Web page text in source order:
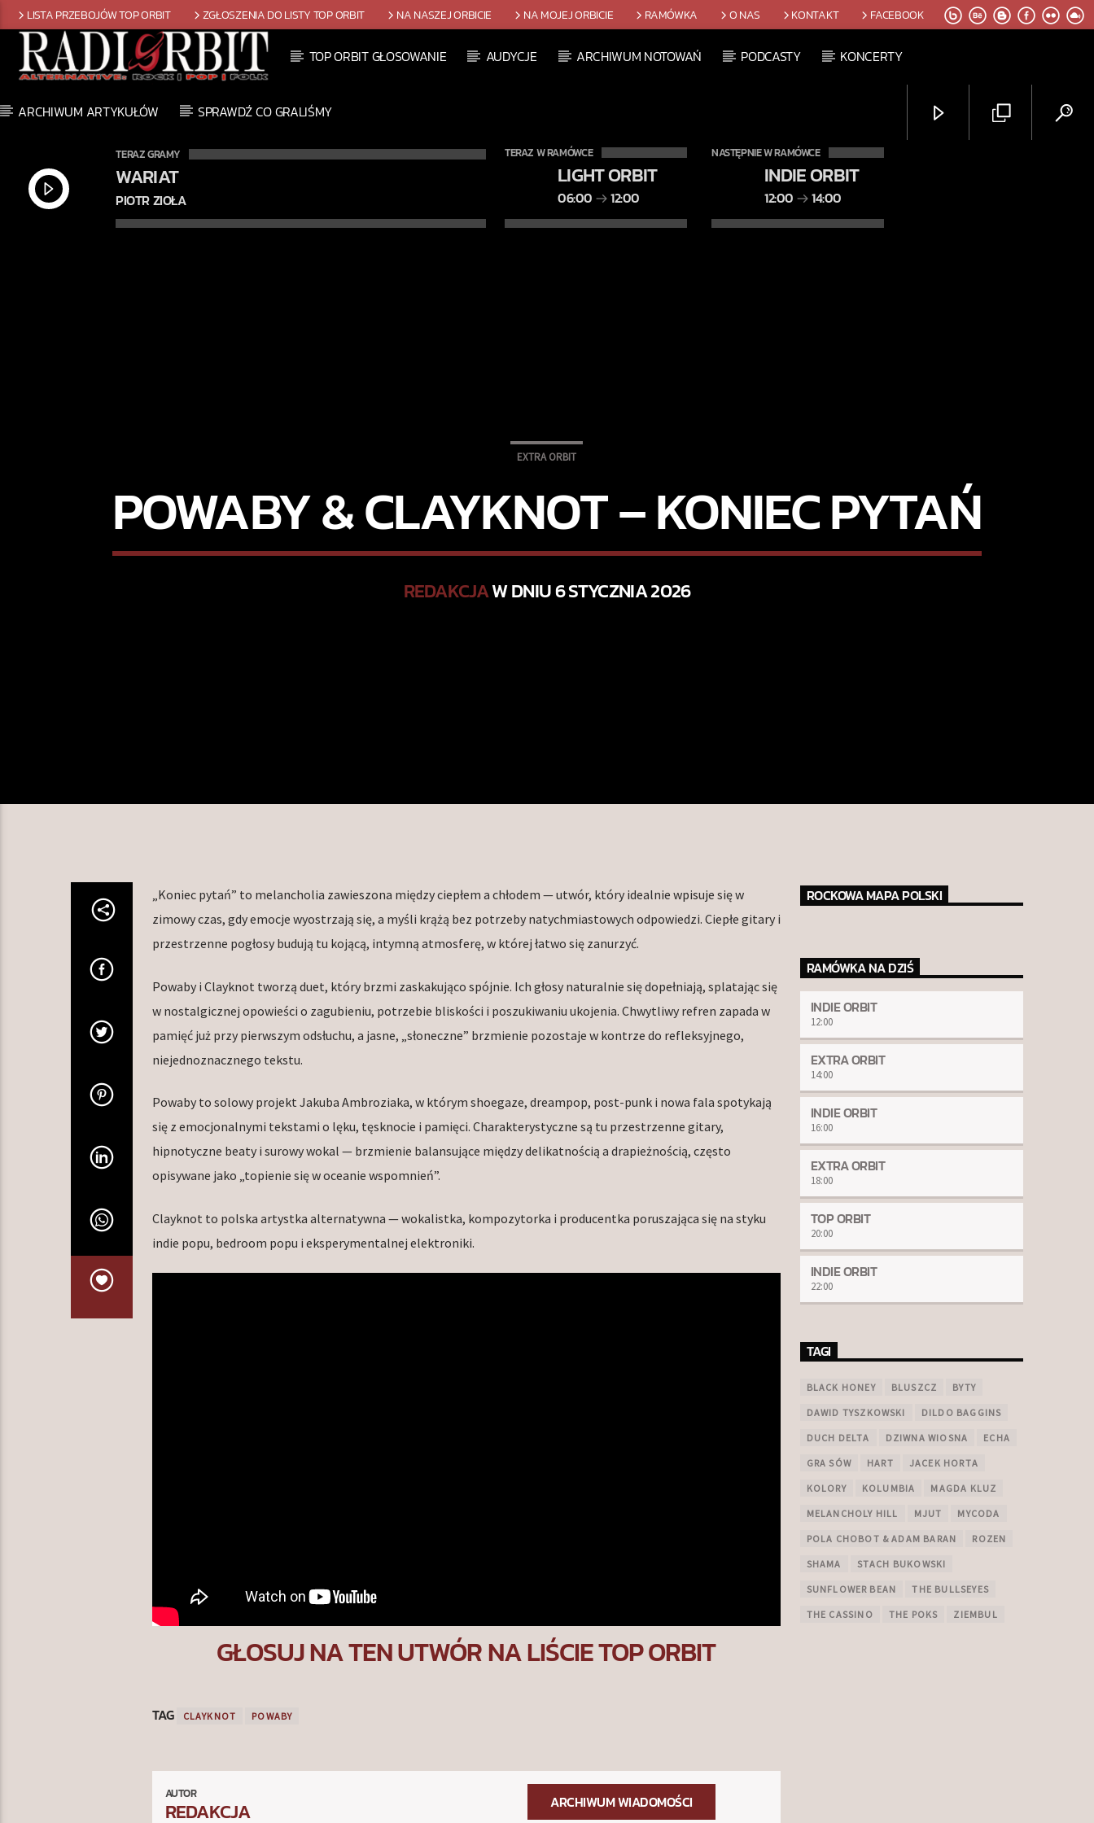
LISTA PRZEBOJÓW TOP ORBIT ZGŁOSZENIA DO LISTY TOP ORBIT NA NASZEJ ORBICIE NA MOJEJ ORBICIE RAMÓWKA O NAS KONTAKT FACEBOOK
TOP ORBIT GŁOSOWANIE AUDYCJE ARCHIWUM NOTOWAŃ PODCASTY KONCERTY
ARCHIWUM ARTYKUŁÓW SPRAWDŹ CO GRALIŚMY
TERAZ GRAMY
WARIAT
PIOTR ZIOŁA
TERAZ W RAMÓWCE
LIGHT ORBIT
06:00 12:00
NASTĘPNIE W RAMÓWCE
INDIE ORBIT
12:00 14:00
EXTRA ORBIT
POWABY & CLAYKNOT – KONIEC PYTAŃ
REDAKCJAW DNIU 6 STYCZNIA 2026
„Koniec pytań” to melancholia zawieszona między ciepłem a chłodem — utwór, który idealnie wpisuje się w
zimowy czas, gdy emocje wyostrzają się, a myśli krążą bez potrzeby natychmiastowych odpowiedzi. Ciepłe gitary i
przestrzenne pogłosy budują tu kojącą, intymną atmosferę, w której łatwo się zanurzyć.
Powaby i Clayknot tworzą duet, który brzmi zaskakująco spójnie. Ich głosy naturalnie się dopełniają, splatając się
w nostalgicznej opowieści o zagubieniu, potrzebie bliskości i poszukiwaniu ukojenia. Chwytliwy refren zapada w
pamięć już przy pierwszym odsłuchu, a jasne, „słoneczne” brzmienie pozostaje w kontrze do refleksyjnego,
niejednoznacznego tekstu.
Powaby to solowy projekt Jakuba Ambroziaka, w którym shoegaze, dreampop, post-punk i nowa fala spotykają
się z emocjonalnymi tekstami o lęku, tęsknocie i pamięci. Charakterystyczne są tu przestrzenne gitary,
hipnotyczne beaty i surowy wokal — brzmienie balansujące między delikatnością a drapieżnością, często
opisywane jako „topienie się w oceanie wspomnień”.
Clayknot to polska artystka alternatywna — wokalistka, kompozytorka i producentka poruszająca się na styku
indie popu, bedroom popu i eksperymentalnej elektroniki.
GŁOSUJ NA TEN UTWÓR NA LIŚCIE TOP ORBIT
TAG CLAYKNOT POWABY
AUTOR
REDAKCJA ARCHIWUM WIADOMOŚCI
ROCKOWA MAPA POLSKI
RAMÓWKA NA DZIŚ
INDIE ORBIT
12:00
EXTRA ORBIT
14:00
INDIE ORBIT
16:00
EXTRA ORBIT
18:00
TOP ORBIT
20:00
INDIE ORBIT
22:00
TAGI
BLACK HONEY BLUSZCZ BYTY
DAWID TYSZKOWSKI DILDO BAGGINS
DUCH DELTA DZIWNA WIOSNA ECHA
GRA SÓW HART JACEK HORTA
KOLORY KOLUMBIA MAGDA KLUZ
MELANCHOLY HILL MJUT MYCODA
POLA CHOBOT & ADAM BARAN ROZEN
SHAMA STACH BUKOWSKI
SUNFLOWER BEAN THE BULLSEYES
THE CASSINO THE POKS ZIEMBUL